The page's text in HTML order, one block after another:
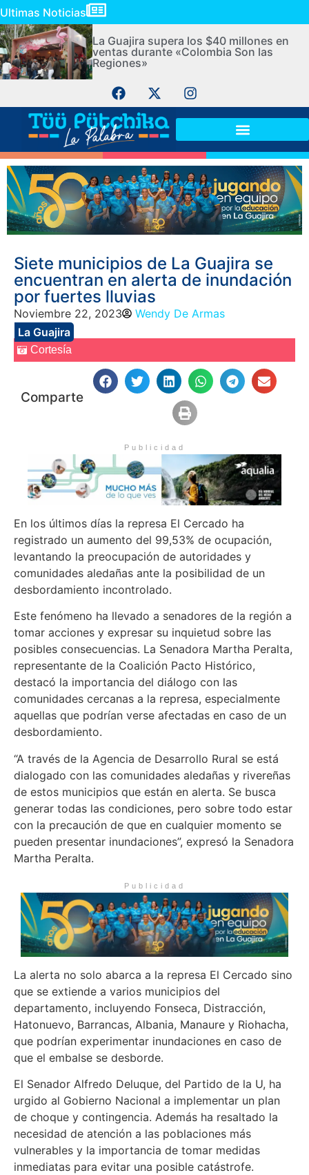
Ultimas Noticias
La Guajira supera los $40 millones en
ventas durante «Colombia Son las
Regiones»
Siete municipios de La Guajira se
encuentran en alerta de inundación
por fuertes lluvias
Noviembre 22, 2023
Wendy De Armas
La Guajira
Cortesía
Comparte
Publicidad
En los últimos días la represa El Cercado ha
registrado un aumento del 99,53% de ocupación,
levantando la preocupación de autoridades y
comunidades aledañas ante la posibilidad de un
desbordamiento incontrolado.
Este fenómeno ha llevado a senadores de la región a
tomar acciones y expresar su inquietud sobre las
posibles consecuencias. La Senadora Martha Peralta,
representante de la Coalición Pacto Histórico,
destacó la importancia del diálogo con las
comunidades cercanas a la represa, especialmente
aquellas que podrían verse afectadas en caso de un
desbordamiento.
“A través de la Agencia de Desarrollo Rural se está
dialogado con las comunidades aledañas y rivereñas
de estos municipios que están en alerta. Se busca
generar todas las condiciones, pero sobre todo estar
con la precaución de que en cualquier momento se
pueden presentar inundaciones”, expresó la Senadora
Martha Peralta.
Publicidad
La alerta no solo abarca a la represa El Cercado sino
que se extiende a varios municipios del
departamento, incluyendo Fonseca, Distracción,
Hatonuevo, Barrancas, Albania, Manaure y Riohacha,
que podrían experimentar inundaciones en caso de
que el embalse se desborde.
El Senador Alfredo Deluque, del Partido de la U, ha
urgido al Gobierno Nacional a implementar un plan
de choque y contingencia. Además ha resaltado la
necesidad de atención a las poblaciones más
vulnerables y la importancia de tomar medidas
inmediatas para evitar una posible catástrofe.